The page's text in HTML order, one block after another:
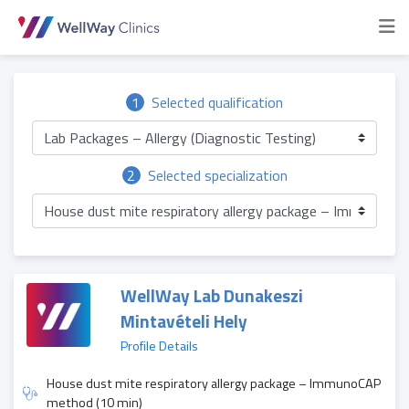
1 Selected qualification
Lab Packages – Allergy (Diagnostic Testing)
2
Selected specialization
House dust mite respiratory allergy package –
WellWay Lab Dunakeszi
Mintavételi Hely
Profile Details
House dust mite respiratory allergy package – ImmunoCAP
method (10 min)